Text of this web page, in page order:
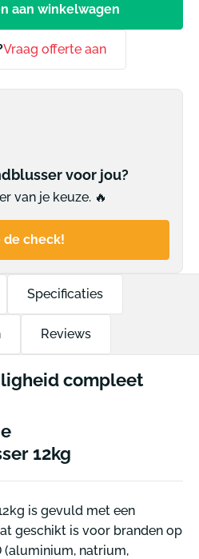
aan winkelwagen
Vraag offerte aan
voor jou?
van je keuze. 🔥
de check!
Specificaties
Reviews
compleet
12kg
is gevuld met een
geschikt is voor branden op
(aluminium, natrium,